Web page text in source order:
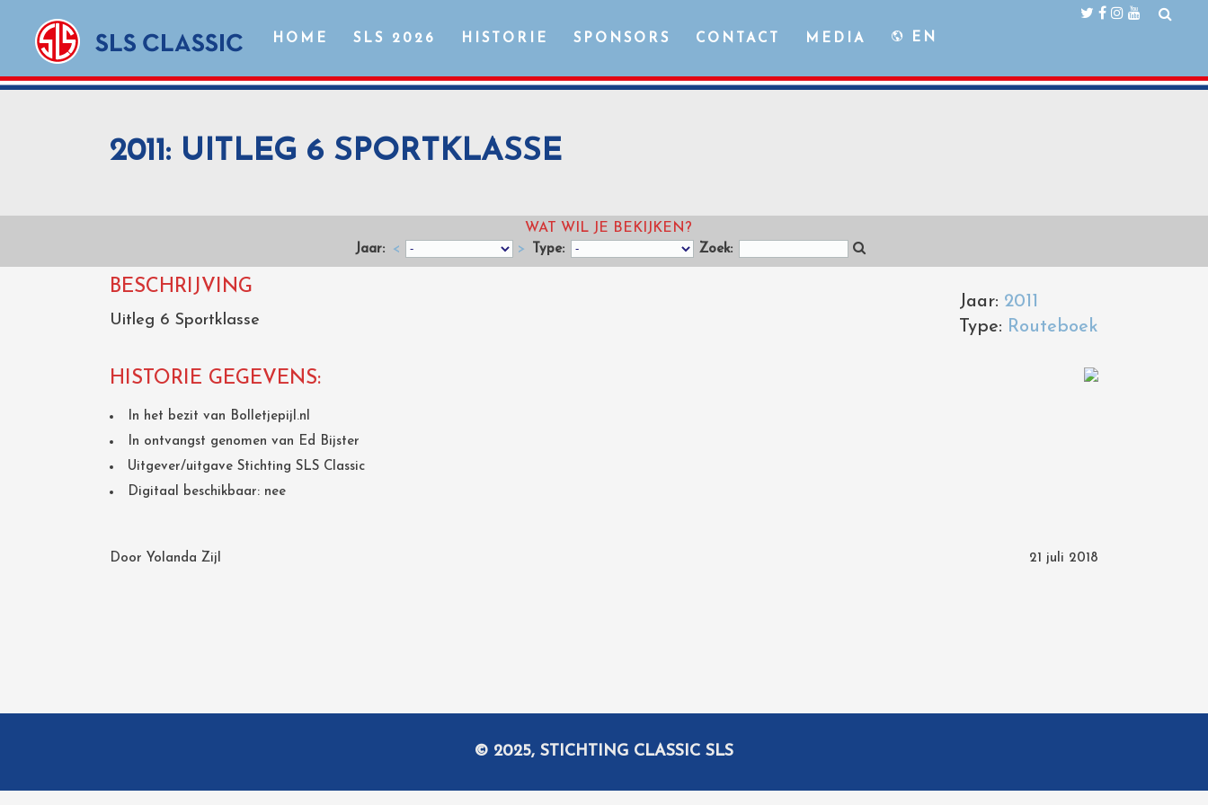
HOME SLS 2026 HISTORIE SPONSORS CONTACT MEDIA EN
2011: UITLEG 6 SPORTKLASSE
WAT WIL JE BEKIJKEN?
Jaar: < > Type: Zoek:
Jaar: 2011
Type: Routeboek
BESCHRIJVING
Uitleg 6 Sportklasse
HISTORIE GEGEVENS:
In het bezit van Bolletjepijl.nl
In ontvangst genomen van Ed Bijster
Uitgever/uitgave Stichting SLS Classic
Digitaal beschikbaar: nee
Door Yolanda Zijl 21 juli 2018
© 2025, STICHTING CLASSIC SLS